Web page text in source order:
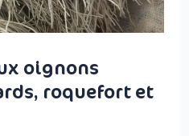
oignons
roquefort et